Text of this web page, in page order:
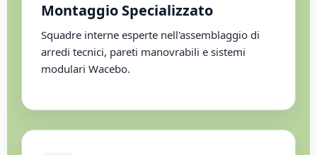
Montaggio Specializzato
Squadre interne esperte nell'assemblaggio di
arredi tecnici, pareti manovrabili e sistemi
modulari Wacebo.